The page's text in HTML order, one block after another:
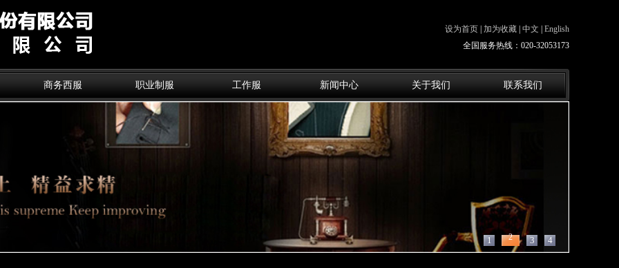
设为首页 加为收藏 中文
English
全国服务热线：020-32053173
商务西服 职业制服 工作服 新闻中心 关于我们 联系我们
1 2 3 4